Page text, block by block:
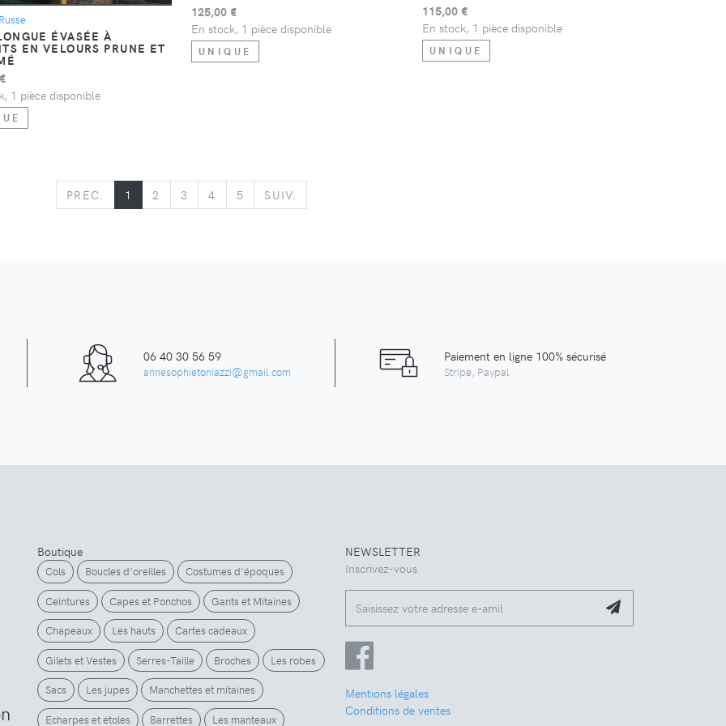
ÉVASÉE À
EN VELOURS PRUNE ET
1 pièce disponible
125,00 €
En stock, 1 pièce disponible
UNIQUE
115,00 €
En stock, 1 pièce disponible
UNIQUE
PRÉC. PRÉCÉDENT
1 2 3 4 5 SUIV.
06 40 30 56 59
annesophietoniazzi@gmail.com
Paiement en ligne 100% sécurisé
Stripe, Paypal
Boutique
Cols Boucles d'oreilles Costumes d'époques
Ceintures Capes et Ponchos Gants et Mitaines
Chapeaux Les hauts Cartes cadeaux
Gilets et Vestes Serres-Taille Broches Les robes
Sacs Les jupes Manchettes et mitaines
Echarpes et étoles Barrettes Les manteaux
NEWSLETTER
Inscrivez-vous
Mentions légales
Conditions de ventes